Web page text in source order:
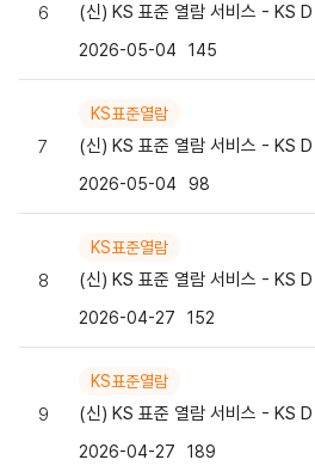
6
2026-05-04 145
7
KS표준열람
2026-05-04 98
8
KS표준열람
2026-04-27 152
9
KS표준열람
2026-04-27 189